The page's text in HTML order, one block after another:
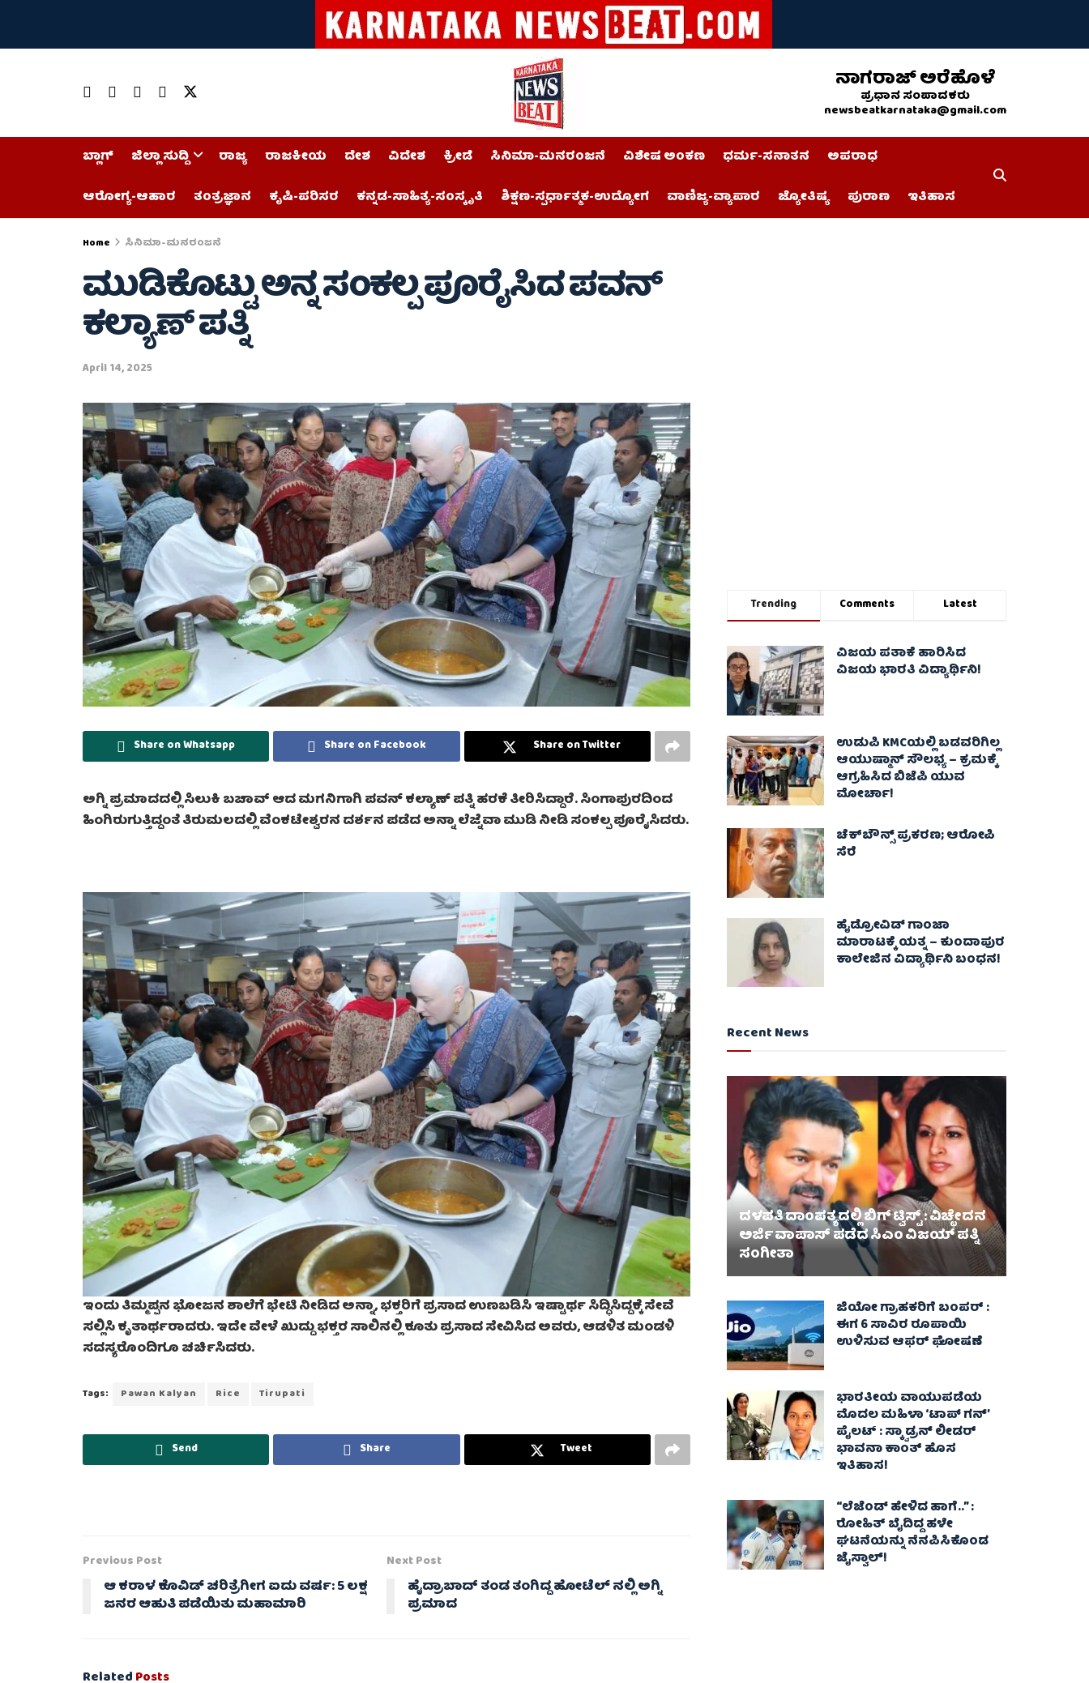
ನಾಗರಾಜ್ ಅರೆಹೊಳೆ
ಪ್ರಧಾನ ಸಂಪಾದಕರು
newsbeatkarnataka@gmail.com
ಬ್ಲಾಗ್ ಜಿಲ್ಲಾ ಸುದ್ದಿ ರಾಜ್ಯ ರಾಜಕೀಯ ದೇಶ ವಿದೇಶ ಕ್ರೀಡೆ ಸಿನಿಮಾ-ಮನರಂಜನೆ ವಿಶೇಷ ಅಂಕಣ ಧರ್ಮ-ಸನಾತನ
ಅಪರಾಧ
ಆರೋಗ್ಯ-ಆಹಾರ
ತಂತ್ರಜ್ಞಾನ ಕೃಷಿ-ಪರಿಸರ ಕನ್ನಡ-ಸಾಹಿತ್ಯ-ಸಂಸ್ಕೃತಿ ಶಿಕ್ಷಣ-ಸ್ಪರ್ಧಾತ್ಮಕ-ಉದ್ಯೋಗ ವಾಣಿಜ್ಯ-ವ್ಯಾಪಾರ ಜ್ಯೋತಿಷ್ಯ ಪುರಾಣ ಇತಿಹಾಸ
Home ಸಿನಿಮಾ-ಮನರಂಜನೆ
ಮುಡಿಕೊಟ್ಟು ಅನ್ನ ಸಂಕಲ್ಪ ಪೂರೈಸಿದ ಪವನ್
ಕಲ್ಯಾಣ್ ಪತ್ನಿ
April 14, 2025
Share on Whatsapp Share on Facebook Share on Twitter
ಅಗ್ನಿ ಪ್ರಮಾದದಲ್ಲಿ ಸಿಲುಕಿ ಬಚಾವ್ ಆದ ಮಗನಿಗಾಗಿ ಪವನ್ ಕಲ್ಯಾಣ್ ಪತ್ನಿ ಹರಕೆ ತೀರಿಸಿದ್ದಾರೆ. ಸಿಂಗಾಪುರದಿಂದ
ಹಿಂಗಿರುಗುತ್ತಿದ್ದಂತೆ ತಿರುಮಲದಲ್ಲಿ ವೆಂಕಟೇಶ್ವರನ ದರ್ಶನ ಪಡೆದ ಅನ್ನಾ ಲೆಜ್ನೆವಾ ಮುಡಿ ನೀಡಿ ಸಂಕಲ್ಪ ಪೂರೈಸಿದರು.
ಇಂದು ತಿಮ್ಮಪ್ಪನ ಭೋಜನ ಶಾಲೆಗೆ ಭೇಟಿ ನೀಡಿದ ಅನ್ನಾ, ಭಕ್ತರಿಗೆ ಪ್ರಸಾದ ಉಣಬಡಿಸಿ ಇಷ್ಟಾರ್ಥ ಸಿದ್ಧಿಸಿದ್ದಕ್ಕೆ ಸೇವೆ
ಸಲ್ಲಿಸಿ ಕೃತಾರ್ಥರಾದರು. ಇದೇ ವೇಳೆ ಖುದ್ದು ಭಕ್ತರ ಸಾಲಿನಲ್ಲಿ ಕೂತು ಪ್ರಸಾದ ಸೇವಿಸಿದ ಅವರು, ಆಡಳಿತ ಮಂಡಳಿ
ಸದಸ್ಯರೊಂದಿಗೂ ಚರ್ಚಿಸಿದರು.
Tags: Pawan Kalyan Rice Tirupati
Send Share Tweet
Previous Post
ಆ ಕರಾಳ ಕೊವಿಡ್ ಚರಿತ್ರೆಗೀಗ ಐದು ವರ್ಷ: 5 ಲಕ್ಷ
ಜನರ ಆಹುತಿ ಪಡೆಯಿತು ಮಹಾಮಾರಿ
Next Post
ಹೈದ್ರಾಬಾದ್ ತಂಡ ತಂಗಿದ್ದ ಹೋಟೆಲ್ ನಲ್ಲಿ ಅಗ್ನಿ
ಪ್ರಮಾದ
RelatedPosts
Trending Comments Latest
ವಿಜಯ ಪತಾಕೆ ಹಾರಿಸಿದ
ವಿಜಯ ಭಾರತಿ ವಿದ್ಯಾರ್ಥಿನಿ!
ಉಡುಪಿ KMCಯಲ್ಲಿ ಬಡವರಿಗಿಲ್ಲ
ಆಯುಷ್ಮಾನ್ ಸೌಲಭ್ಯ – ಕ್ರಮಕ್ಕೆ
ಆಗ್ರಹಿಸಿದ ಬಿಜೆಪಿ ಯುವ
ಮೋರ್ಚಾ!
ಚೆಕ್​ಬೌನ್ಸ್​ ಪ್ರಕರಣ; ಆರೋಪಿ
ಸೆರೆ
ಹೈಡ್ರೋವಿಡ್ ಗಾಂಜಾ
ಮಾರಾಟಕ್ಕೆ ಯತ್ನ – ಕುಂದಾಪುರ
ಕಾಲೇಜಿನ ವಿದ್ಯಾರ್ಥಿನಿ ಬಂಧನ!
Recent News
ದಳಪತಿ ದಾಂಪತ್ಯದಲ್ಲಿ ಬಿಗ್ ಟ್ವಿಸ್ಟ್ : ವಿಚ್ಛೇದನ
ಅರ್ಜಿ ವಾಪಾಸ್‌ ಪಡೆದ ಸಿಎಂ ವಿಜಯ್ ಪತ್ನಿ
ಸಂಗೀತಾ‌
ಜಿಯೋ ಗ್ರಾಹಕರಿಗೆ ಬಂಪರ್ :
ಈಗ 6 ಸಾವಿರ ರೂಪಾಯಿ
ಉಳಿಸುವ ಆಫರ್ ಘೋಷಣೆ
ಭಾರತೀಯ ವಾಯುಪಡೆಯ
ಮೊದಲ ಮಹಿಳಾ ‘ಟಾಪ್ ಗನ್’
ಪೈಲಟ್ : ಸ್ಕ್ವಾಡ್ರನ್ ಲೀಡರ್
ಭಾವನಾ ಕಾಂತ್ ಹೊಸ
ಇತಿಹಾಸ!
“ಲೆಜೆಂಡ್ ಹೇಳಿದ ಹಾಗೆ..” :
ರೋಹಿತ್ ಬೈದಿದ್ದ ಹಳೇ
ಘಟನೆಯನ್ನು ನೆನಪಿಸಿಕೊಂಡ
ಜೈಸ್ವಾಲ್!